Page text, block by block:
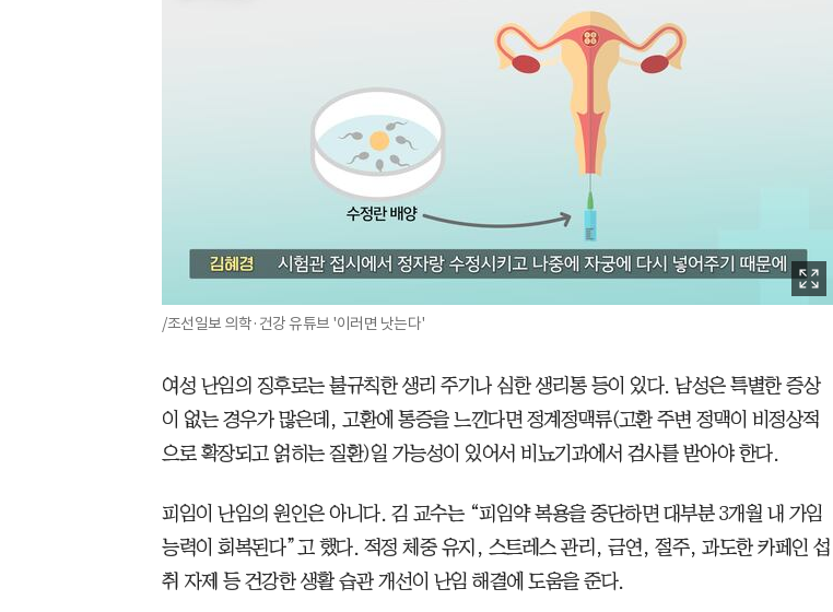
/조선일보 의학·건강 유튜브 '이러면 낫는다'
여성 난임의 징후로는 불규칙한 생리 주기나 심한 생리통 등이 있다. 남성은 특별한 증상
이 없는 경우가 많은데, 고환에 통증을 느낀다면 정계정맥류(고환 주변 정맥이 비정상적
으로 확장되고 얽히는 질환)일 가능성이 있어서 비뇨기과에서 검사를 받아야 한다.
피임이 난임의 원인은 아니다. 김 교수는 “피임약 복용을 중단하면 대부분 3개월 내 가임
능력이 회복된다”고 했다. 적정 체중 유지, 스트레스 관리, 금연, 절주, 과도한 카페인 섭
취 자제 등 건강한 생활 습관 개선이 난임 해결에 도움을 준다.